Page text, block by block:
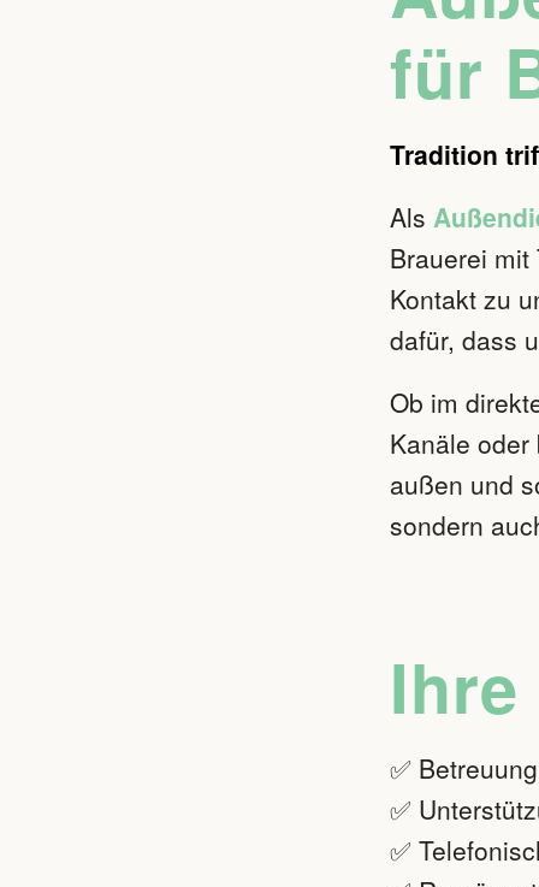
für
Tradition
Als
Brauerei
Kontakt zu
dafür, dass
Ob im
Kanäle
außen und
sondern
✅
✅
✅